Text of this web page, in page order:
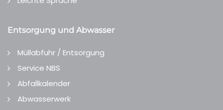
Entsorgung und Abwasser
Müllabfuhr / Entsorgung
Service NBS
Abfallkalender
Abwasserwerk